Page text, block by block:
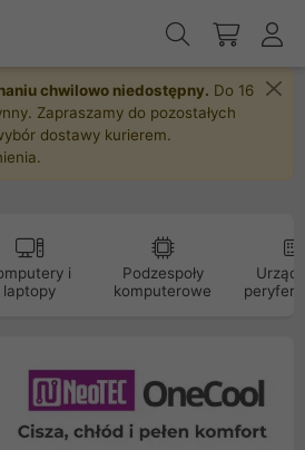
chwilowo niedostępny. Do 16
Zapraszamy do pozostałych
dostawy kurierem.
i
laptopy
Podzespoły
komputerowe